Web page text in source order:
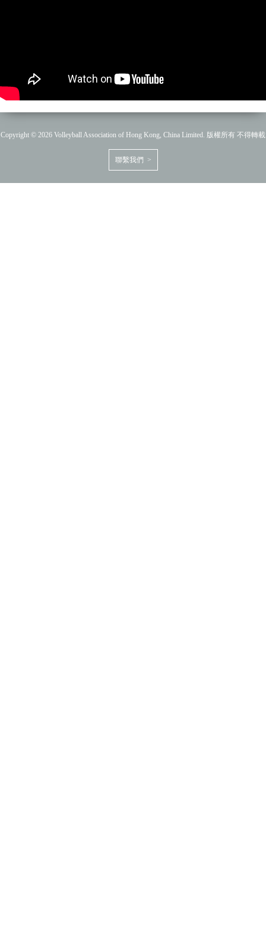
Copyright © 2026 Volleyball Association of Hong Kong, China Limited. 版權所有 不得轉載
聯繫我們 >